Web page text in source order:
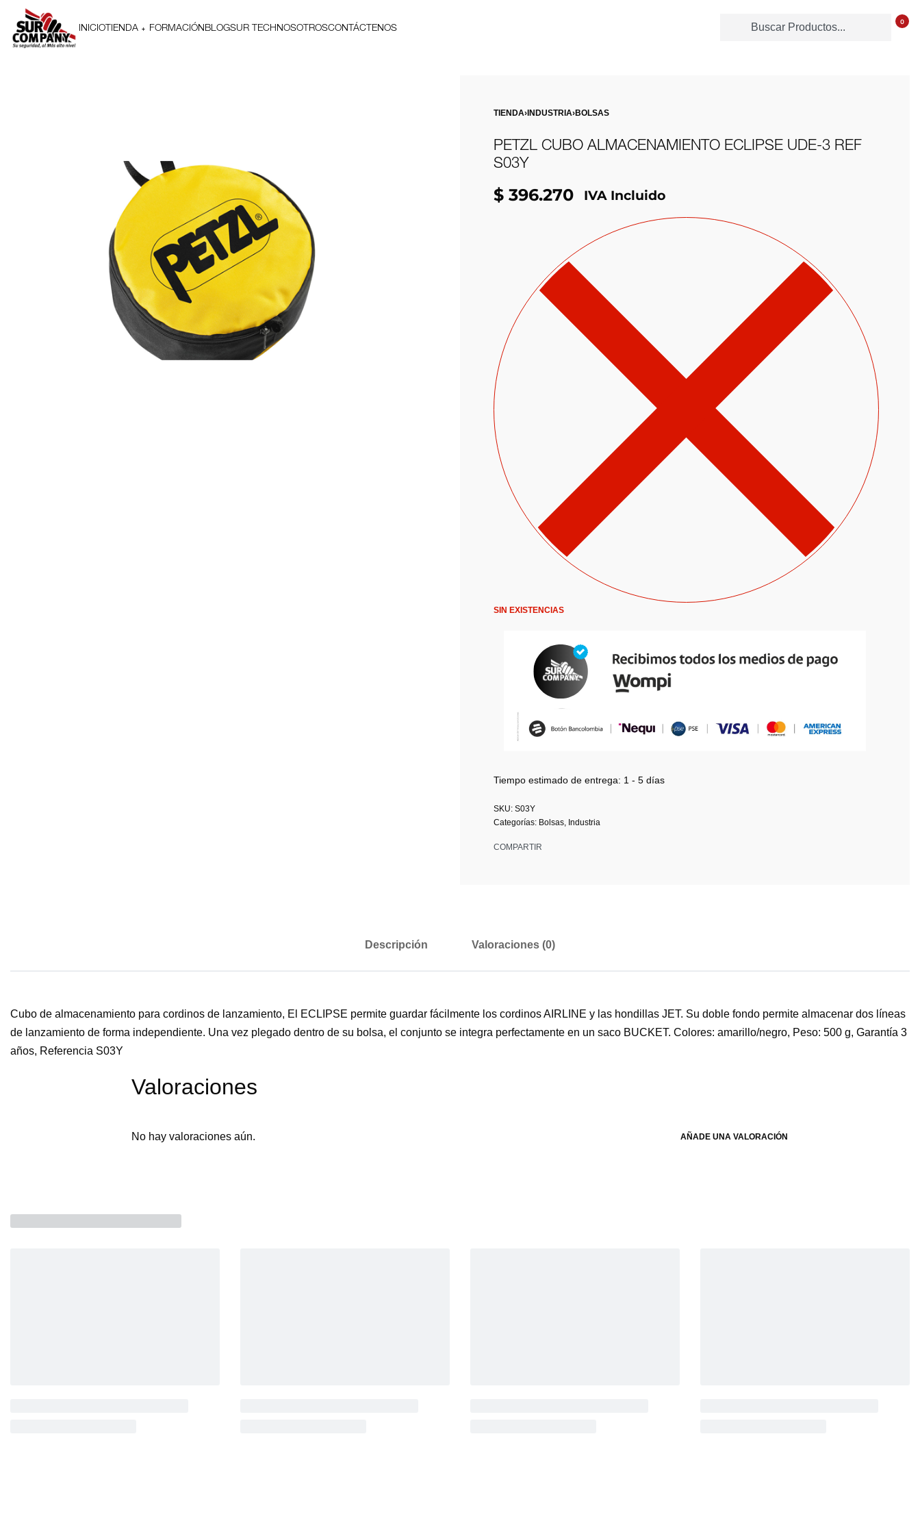
INICIO TIENDA FORMACIÓNBLOGSUR TECHNOSOTROSCONTÁCTENOS
0
TIENDA› INDUSTRIA›BOLSAS
PETZL CUBO ALMACENAMIENTO ECLIPSE UDE-3 REF
S03Y
$ 396.270 IVA Incluido
SIN EXISTENCIAS
Tiempo estimado de entrega: 1 - 5 días
S03Y
Categorías: Bolsas, Industria
COMPARTIR
Descripción Valoraciones (0)
Cubo de almacenamiento para cordinos de lanzamiento, El ECLIPSE permite guardar fácilmente los cordinos AIRLINE y las hondillas JET. Su doble fondo permite almacenar dos líneas
de lanzamiento de forma independiente. Una vez plegado dentro de su bolsa, el conjunto se integra perfectamente en un saco BUCKET. Colores: amarillo/negro, Peso: 500 g, Garantía 3
años, Referencia S03Y
Valoraciones
No hay valoraciones aún. AÑADE UNA VALORACIÓN